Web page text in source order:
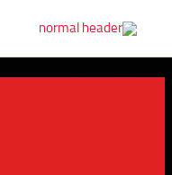
المحتوى